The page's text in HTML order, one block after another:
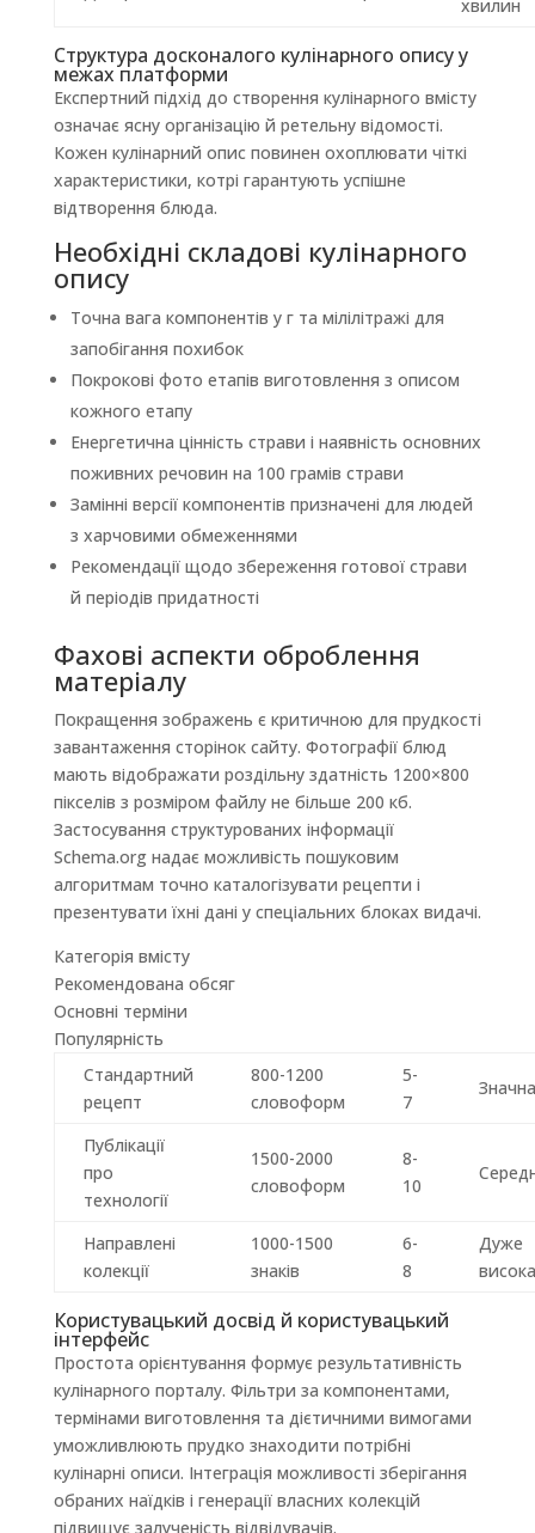
хвилин
Структура досконалого кулінарного опису у
межах платформи
Експертний підхід до створення кулінарного вмісту
означає ясну організацію й ретельну відомості.
Кожен кулінарний опис повинен охоплювати чіткі
характеристики, котрі гарантують успішне
відтворення блюда.
Необхідні складові кулінарного
опису
Точна вага компонентів у г та мілілітражі для
запобігання похибок
Покрокові фото етапів виготовлення з описом
кожного етапу
Енергетична цінність страви і наявність основних
поживних речовин на 100 грамів страви
Замінні версії компонентів призначені для людей
з харчовими обмеженнями
Рекомендації щодо збереження готової страви
й періодів придатності
Фахові аспекти оброблення
матеріалу
Покращення зображень є критичною для прудкості
завантаження сторінок сайту. Фотографії блюд
мають відображати роздільну здатність 1200×800
пікселів з розміром файлу не більше 200 кб.
Застосування структурованих інформації
Schema.org надає можливість пошуковим
алгоритмам точно каталогізувати рецепти і
презентувати їхні дані у спеціальних блоках видачі.
Категорія вмісту
Рекомендована обсяг
Основні терміни
Популярність
Стандартний
рецепт
800-1200
словоформ
5-
7
Значна
Публікації
про
технології
1500-2000
словоформ
8-
10
Направлені
колекції
1000-1500
знаків
6-
8
Дуже
висока
Користувацький досвід й користувацький
інтерфейс
Простота орієнтування формує результативність
кулінарного порталу. Фільтри за компонентами,
термінами виготовлення та дієтичними вимогами
уможливлюють прудко знаходити потрібні
кулінарні описи. Інтеграція можливості зберігання
обраних наїдків і генерації власних колекцій
підвищує залученість відвідувачів.